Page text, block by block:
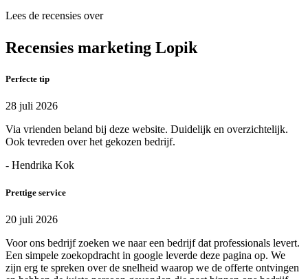
Lees de recensies over
Recensies marketing Lopik
Perfecte tip
28 juli 2026
Via vrienden beland bij deze website. Duidelijk en overzichtelijk.
Ook tevreden over het gekozen bedrijf.
- Hendrika Kok
Prettige service
20 juli 2026
Voor ons bedrijf zoeken we naar een bedrijf dat professionals levert.
Een simpele zoekopdracht in google leverde deze pagina op. We
zijn erg te spreken over de snelheid waarop we de offerte ontvingen